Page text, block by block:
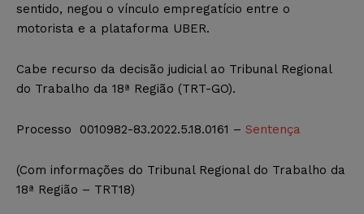
sentido, negou o vínculo empregatício entre o
motorista e a plataforma UBER.
Cabe recurso da decisão judicial ao Tribunal Regional
do Trabalho da 18ª Região (TRT-GO).
Processo 0010982-83.2022.5.18.0161 – Sentença
(Com informações do Tribunal Regional do Trabalho da
18ª Região – TRT18)